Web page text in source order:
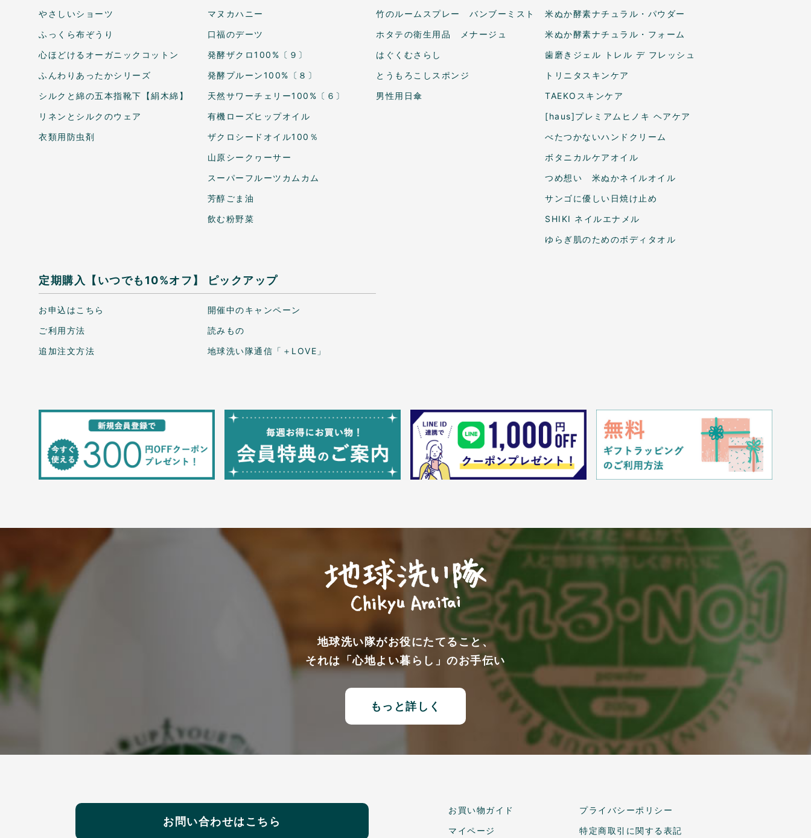
やさしいショーツ
ふっくら布ぞうり
心ほどけるオーガニックコットン
ふんわりあったかシリーズ
シルクと綿の五本指靴下【絹木綿】
リネンとシルクのウェア
衣類用防虫剤
マヌカハニー
口福のデーツ
発酵ザクロ100%〔９〕
発酵プルーン100%〔８〕
天然サワーチェリー100%〔６〕
有機ローズヒップオイル
ザクロシードオイル100％
山原シークヮーサー
スーパーフルーツカムカム
芳醇ごま油
飲む粉野菜
竹のルームスプレー バンブーミスト
ホタテの衛生用品 メナージュ
はぐくむさらし
とうもろこしスポンジ
男性用日傘
米ぬか酵素ナチュラル・パウダー
米ぬか酵素ナチュラル・フォーム
歯磨きジェル トレル デ フレッシュ
トリニタスキンケア
TAEKOスキンケア
[haus]プレミアムヒノキ ヘアケア
べたつかないハンドクリーム
ボタニカルケアオイル
つめ想い 米ぬかネイルオイル
サンゴに優しい日焼け止め
SHIKI ネイルエナメル
ゆらぎ肌のためのボディタオル
定期購入【いつでも10%オフ】
お申込はこちら
ご利用方法
追加注文方法
ピックアップ
開催中のキャンペーン
読みもの
地球洗い隊通信「＋LOVE」
地球洗い隊がお役にたてること、
それは「心地よい暮らし」のお手伝い
もっと詳しく
お問い合わせはこちら
お買い物ガイド
マイページ
プライバシーポリシー
特定商取引に関する表記